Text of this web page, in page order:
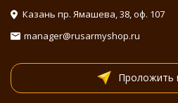
Казань пр. Ямашева, 38, оф. 107
manager@rusarmyshop.ru
Проложить